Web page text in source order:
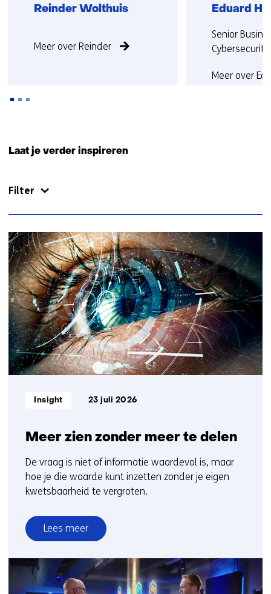
s
e
r
e
w
e
b
s
i
t
e
)
Reinder Wolthuis
niet
Meer over Reinder
Eduard
Functie:
Senior
Cybersecurity
Meer over
op)
Laat je verder inspireren
Filter
34
resultaten,
getoond
1
t/m
5
Meer zien zonder meer te delen
Informatietype:
Insight 23 juli 2026
De vraag is niet of informatie waardevol is, maar
hoe je die waarde kunt inzetten zonder je eigen
kwetsbaarheid te vergroten.
Lees meer
over
Meer
zien
zonder